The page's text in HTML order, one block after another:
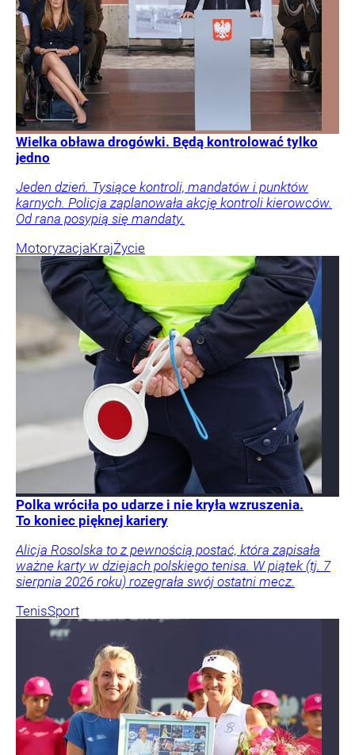
Wielka obława drogówki. Będą kontrolować tylko
jedno
Jeden dzień. Tysiące kontroli, mandatów i punktów
karnych. Policja zaplanowała akcję kontroli kierowców.
Od rana posypią się mandaty.
MotoryzacjaKrajŻycie
Polka wróciła po udarze i nie kryła wzruszenia.
To koniec pięknej kariery
Alicja Rosolska to z pewnością postać, która zapisała
ważne karty w dziejach polskiego tenisa. W piątek (tj. 7
sierpnia 2026 roku) rozegrała swój ostatni mecz.
TenisSport